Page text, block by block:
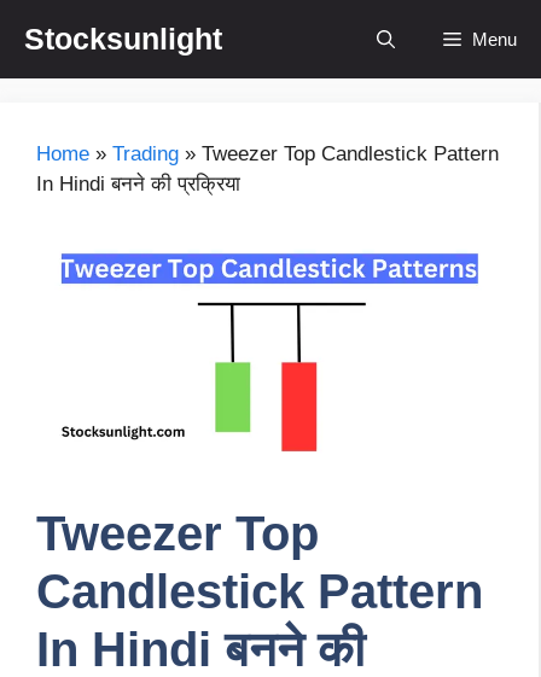
content
Stocksunlight Menu
Home » Trading » Tweezer Top Candlestick Pattern
In Hindi बनने की प्रक्रिया
Tweezer Top
Candlestick Pattern
In Hindi बनने की